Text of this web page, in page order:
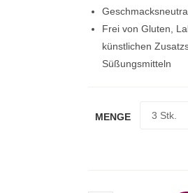
Frei von Gluten,
künstlichen
Süßungsmitteln
MENGE